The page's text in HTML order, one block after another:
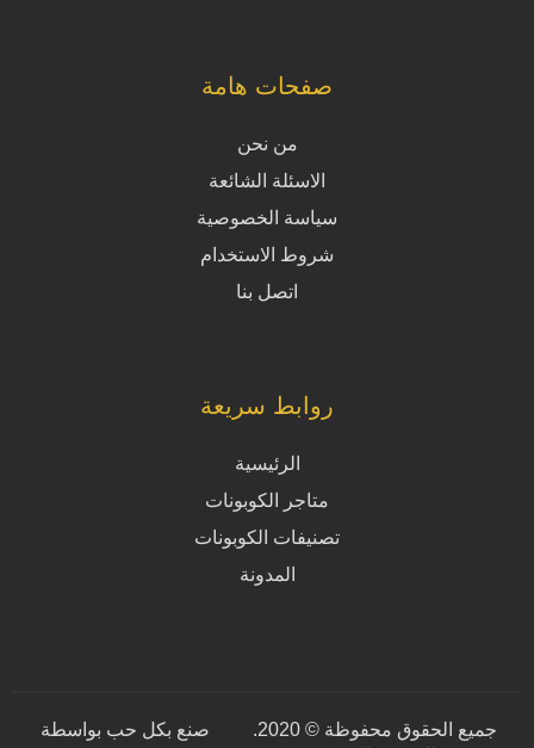
صفحات هامة
من نحن
الاسئلة الشائعة
سياسة الخصوصية
شروط الاستخدام
اتصل بنا
روابط سريعة
الرئيسية
متاجر الكوبونات
تصنيفات الكوبونات
المدونة
جميع الحقوق محفوظة © 2020.
صنع بكل حب بواسطة